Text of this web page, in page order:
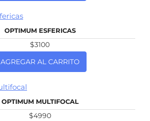
OPTIMUM ESFERICAS
$3100
AGREGAR AL CARRITO
OPTIMUM MULTIFOCAL
$4990